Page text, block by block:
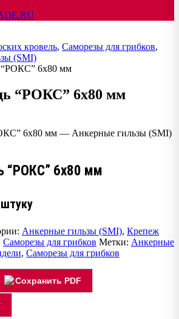
кровель, Саморезы для грибков,
(SMI)
“РОКС” 6х80 мм
“РОКС” 6х80 мм
“РОКС” 6х80 мм
Анкерные гильзы (SMI), Крепеж
Саморезы для грибков Метки: Анкерные
, Саморезы для грибков
Сохранить PDF